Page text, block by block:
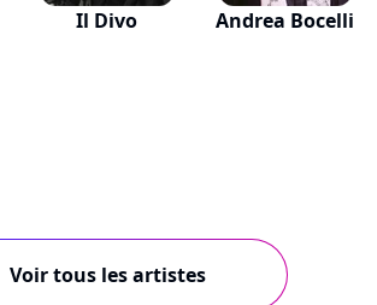
Il Divo Andrea Bocelli
Voir tous les artistes